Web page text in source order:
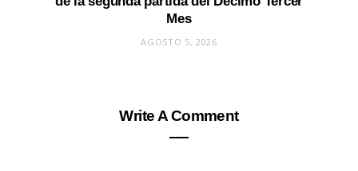
Mes
AGOSTO 5, 2026
Write A Comment